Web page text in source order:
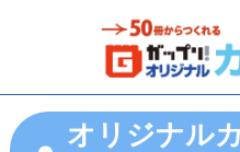
オリジナル